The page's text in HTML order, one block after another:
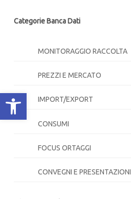
Apri la barra degli strumenti
Categorie Banca Dati
MONITORAGGIO RACCOLTA
PREZZI E MERCATO
IMPORT/EXPORT
CONSUMI
FOCUS ORTAGGI
CONVEGNI E PRESENTAZIONI